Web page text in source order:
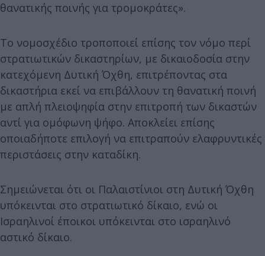
θανατικής ποινής για τρομοκράτες».
Το νομοσχέδιο τροποποιεί επίσης τον νόμο περί
στρατιωτικών δικαστηρίων, με δικαιοδοσία στην
κατεχόμενη Δυτική Όχθη, επιτρέποντας στα
δικαστήρια εκεί να επιβάλλουν τη θανατική ποινή
με απλή πλειοψηφία στην επιτροπή των δικαστών
αντί για ομόφωνη ψήφο. Αποκλείει επίσης
οποιαδήποτε επιλογή να επιτραπούν ελαφρυντικές
περιστάσεις στην καταδίκη.
Σημειώνεται ότι οι Παλαιστίνιοι στη Δυτική Όχθη
υπόκεινται στο στρατιωτικό δίκαιο, ενώ οι
Ισραηλινοί έποικοι υπόκεινται στο ισραηλινό
αστικό δίκαιο.